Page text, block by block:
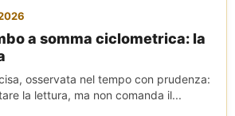
a somma ciclometrica: la
osservata nel tempo con prudenza:
la lettura, ma non comanda il...